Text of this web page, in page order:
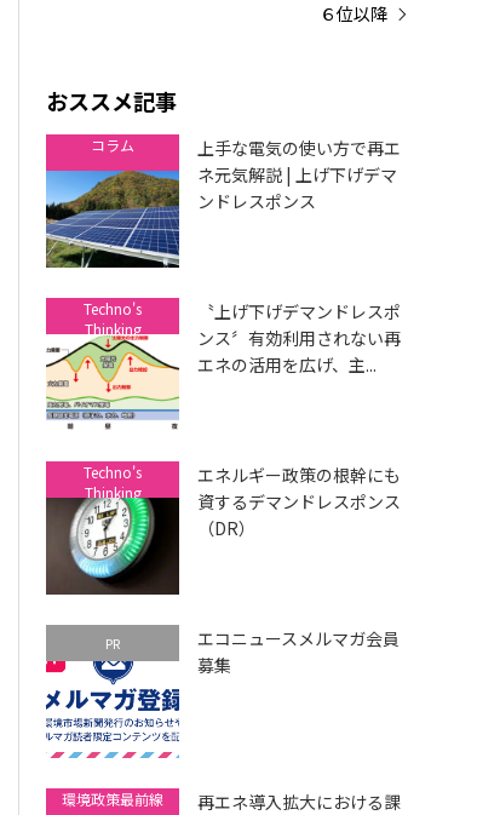
６位以降
おススメ記事
コラム
上手な電気の使い方で再エ
ネ元気解説 | 上げ下げデマ
ンドレスポンス
Techno's
Thinking
〝上げ下げデマンドレスポ
ンス〞有効利用されない再
エネの活用を広げ、主...
Techno's
Thinking
エネルギー政策の根幹にも
資するデマンドレスポンス
（DR）
PR
エコニュースメルマガ会員
募集
環境政策最前線
再エネ導入拡大における課